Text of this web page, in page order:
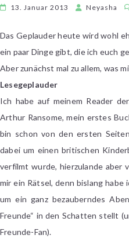
13. Januar 2013 Neyasha
Das Geplauder heute wird wohl
ein paar Dinge gibt, die ich euch
Aber zunächst mal zu allem, was
Lesegeplauder
Ich habe auf meinem Reader
Arthur Ransome, mein erstes
bin schon von den ersten
dabei um einen britischen
verfilmt wurde, hierzulande aber
mir ein Rätsel, denn bislang habe
um ein ganz bezauberndes
Freunde“ in den Schatten stellt
Freunde-Fan).